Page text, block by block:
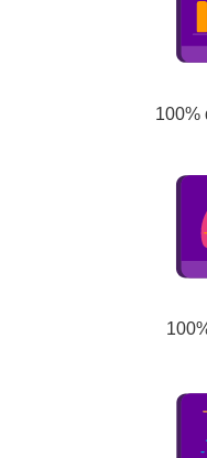
100%